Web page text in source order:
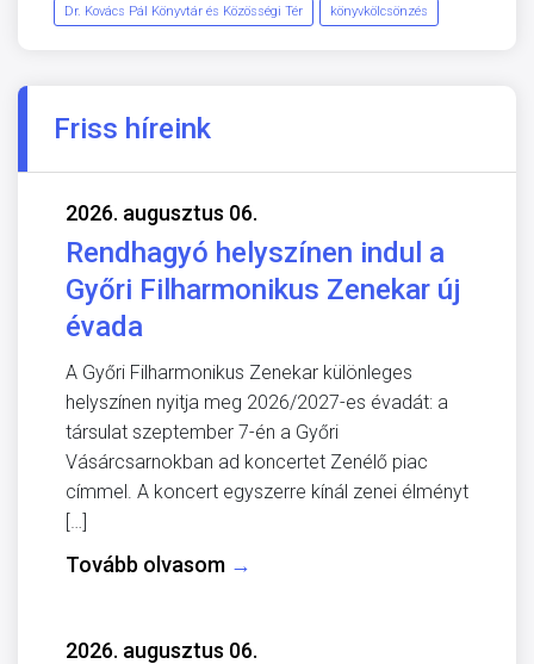
Dr. Kovács Pál Könyvtár és Közösségi Tér könyvkölcsönzés
Friss híreink
2026. augusztus 06.
Rendhagyó helyszínen indul a
Győri Filharmonikus Zenekar új
évada
A Győri Filharmonikus Zenekar különleges
helyszínen nyitja meg 2026/2027-es évadát: a
társulat szeptember 7-én a Győri
Vásárcsarnokban ad koncertet Zenélő piac
címmel. A koncert egyszerre kínál zenei élményt
[…]
Tovább olvasom →
2026. augusztus 06.